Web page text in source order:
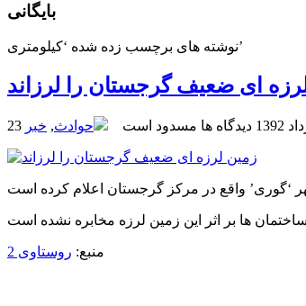
بایگانی
نوشته های برچسب زده شده ‘کیلومتری’
ای ضعیف گرجستان را لرزاند
1392 دیدگاه ها مسدود است حوادث, خبر
منبع: روستاوی 2